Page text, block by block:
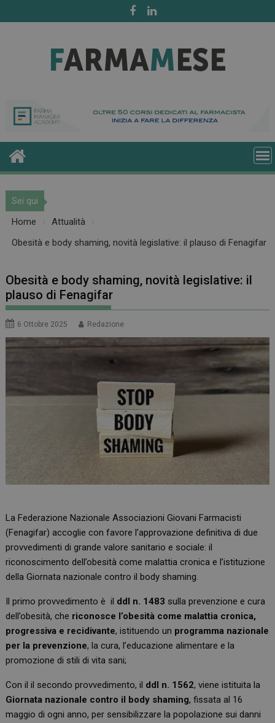
to
Sei qui
Home
Attualità
Obesità e body shaming, novità legislative: il plauso di Fenagifar
Obesità e body shaming, novità legislative: il
plauso di Fenagifar
6 Ottobre 2025 Redazione
La Federazione Nazionale Associazioni Giovani Farmacisti
(Fenagifar) accoglie con favore l’approvazione definitiva di due
provvedimenti di grande valore sanitario e sociale: il
riconoscimento dell’obesità come malattia cronica e l’istituzione
della Giornata nazionale contro il body shaming.
Il primo provvedimento è il ddl n. 1483 sulla prevenzione e cura
dell’obesità, che riconosce l’obesità come malattia cronica,
progressiva e recidivante, istituendo un programma nazionale
per la prevenzione, la cura, l’educazione alimentare e la
promozione di stili di vita sani;
Con il il secondo provvedimento, il ddl n. 1562, viene istituita la
Giornata nazionale contro il body shaming, fissata al 16
maggio di ogni anno, per sensibilizzare la popolazione sui danni